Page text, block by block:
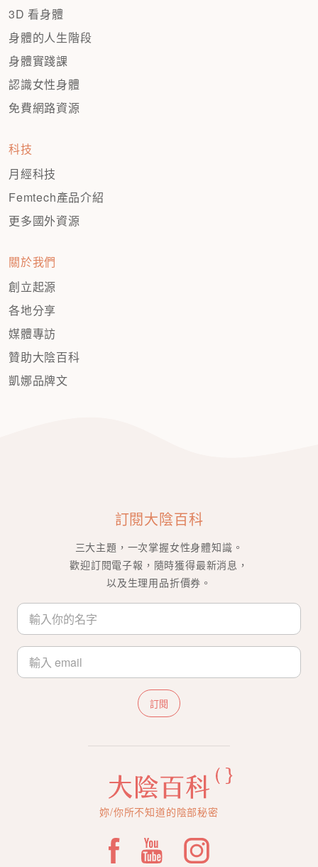
3D 看身體
身體的人生階段
身體實踐課
認識女性身體
免費網路資源
科技
月經科技
Femtech產品介紹
更多國外資源
關於我們
創立起源
各地分享
媒體專訪
贊助大陰百科
凱娜品牌文
訂閱大陰百科
三大主題，一次掌握女性身體知識。
歡迎訂閱電子報，隨時獲得最新消息，
以及生理用品折價券。
訂閱
妳/你所不知道的陰部秘密